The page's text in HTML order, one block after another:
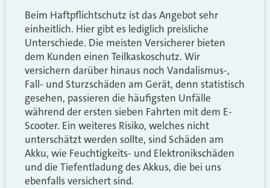
Beim Haftpflichtschutz ist das Angebot sehr
einheitlich. Hier gibt es lediglich preisliche
Unterschiede. Die meisten Versicherer bieten
dem Kunden einen Teilkaskoschutz. Wir
versichern darüber hinaus noch Vandalismus-,
Fall- und Sturzschäden am Gerät, denn statistisch
gesehen, passieren die häufigsten Unfälle
während der ersten sieben Fahrten mit dem E-
Scooter. Ein weiteres Risiko, welches nicht
unterschätzt werden sollte, sind Schäden am
Akku, wie Feuchtigkeits- und Elektronikschäden
und die Tiefentladung des Akkus, die bei uns
ebenfalls versichert sind.